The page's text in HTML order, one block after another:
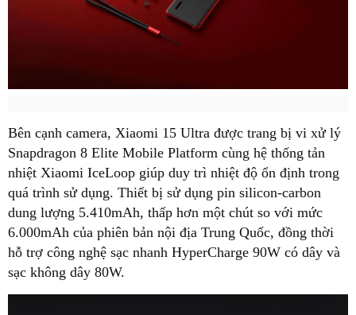
Bên cạnh camera, Xiaomi 15 Ultra được trang bị vi xử lý
Snapdragon 8 Elite Mobile Platform cùng hệ thống tản
nhiệt Xiaomi IceLoop giúp duy trì nhiệt độ ổn định trong
quá trình sử dụng. Thiết bị sử dụng pin silicon-carbon
dung lượng 5.410mAh, thấp hơn một chút so với mức
6.000mAh của phiên bản nội địa Trung Quốc, đồng thời
hỗ trợ công nghệ sạc nhanh HyperCharge 90W có dây và
sạc không dây 80W.